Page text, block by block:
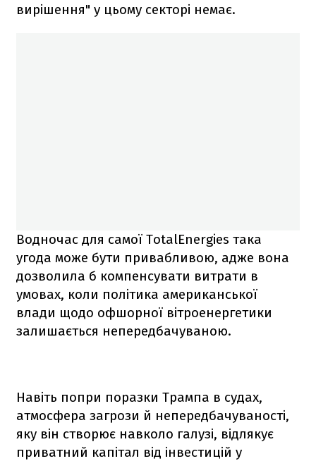
вирішення" у цьому секторі немає.
Водночас для самої TotalEnergies така
угода може бути привабливою, адже вона
дозволила б компенсувати витрати в
умовах, коли політика американської
влади щодо офшорної вітроенергетики
залишається непередбачуваною.
Навіть попри поразки Трампа в судах,
атмосфера загрози й непередбачуваності,
яку він створює навколо галузі, відлякує
приватний капітал від інвестицій у